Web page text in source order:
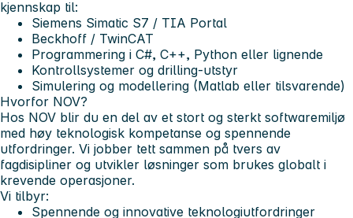
kjennskap til:
Siemens Simatic S7 / TIA Portal
Beckhoff / TwinCAT
Programmering i C#, C++, Python eller lignende
Kontrollsystemer og drilling-utstyr
Simulering og modellering (Matlab eller tilsvarende)
Hvorfor NOV?
Hos NOV blir du en del av et stort og sterkt softwaremiljø
med høy teknologisk kompetanse og spennende
utfordringer. Vi jobber tett sammen på tvers av
fagdisipliner og utvikler løsninger som brukes globalt i
krevende operasjoner.
Vi tilbyr:
Spennende og innovative teknologiutfordringer